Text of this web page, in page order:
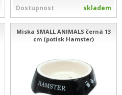
Dostupnost skladem
Miska SMALL ANIMALS černá 13
cm (potisk Hamster)